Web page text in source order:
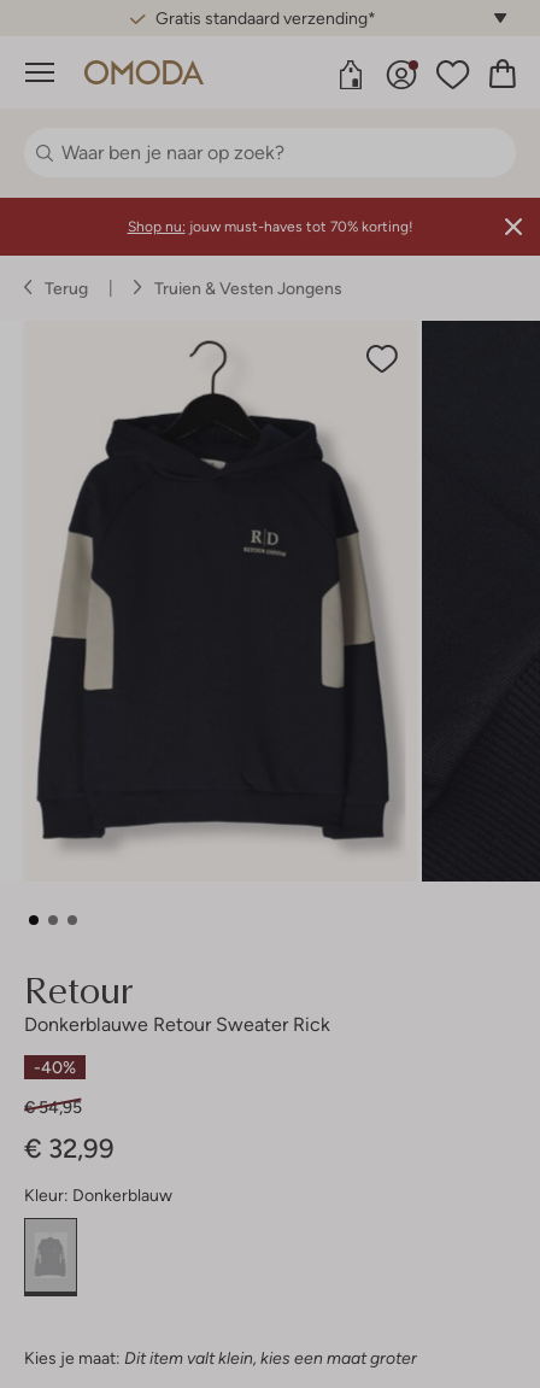
Gratis standaard verzending*
Menu
Shop nu: jouw must-haves tot 70% korting!
Terug Truien & Vesten Jongens
Retour
Donkerblauwe Retour Sweater Rick
-40%
€ 54,95
€ 32,99
Kleur: Donkerblauw
Kies je maat: Dit item valt klein, kies een maat groter